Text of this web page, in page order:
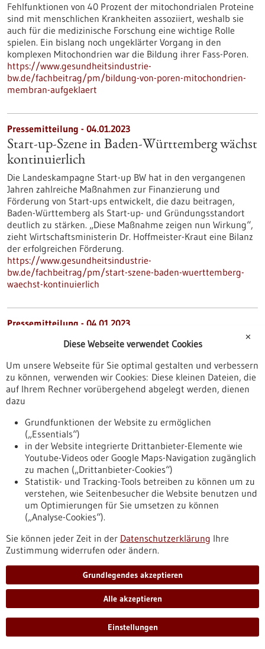
Fehlfunktionen von 40 Prozent der mitochondrialen Proteine
sind mit menschlichen Krankheiten assoziiert, weshalb sie
auch für die medizinische Forschung eine wichtige Rolle
spielen. Ein bislang noch ungeklärter Vorgang in den
komplexen Mitochondrien war die Bildung ihrer Fass-Poren.
https://www.gesundheitsindustrie-
bw.de/fachbeitrag/pm/bildung-von-poren-mitochondrien-
membran-aufgeklaert
Pressemitteilung - 04.01.2023
Start-up-Szene in Baden-Württemberg wächst
kontinuierlich
Die Landeskampagne Start-up BW hat in den vergangenen
Jahren zahlreiche Maßnahmen zur Finanzierung und
Förderung von Start-ups entwickelt, die dazu beitragen,
Baden-Württemberg als Start-up- und Gründungsstandort
deutlich zu stärken. „Diese Maßnahme zeigen nun Wirkung“,
zieht Wirtschaftsministerin Dr. Hoffmeister-Kraut eine Bilanz
der erfolgreichen Förderung.
https://www.gesundheitsindustrie-
bw.de/fachbeitrag/pm/start-szene-baden-wuerttemberg-
waechst-kontinuierlich
Pressemitteilung - 04.01.2023
32 Mio. Euro für Fraunhofer-Gesellschaft
Wirtschaft, Arbeit und Tourismus im Jahr 2022 insgesamt 32
Millionen Euro im Rahmen der Grundfinanzierung und für
Investitionen. Das gab Wirtschaftsministerin Dr. Nicole
Hoffmeister-Kraut bekannt. Von der Förderung entfallen 10
Millionen Euro auf den Anteil des Landes an der
Grundfinanzierung der Forschungsorganisation.
https://www.gesundheitsindustrie-
bw.de/fachbeitrag/pm/32-mio-euro-fuer-fraunhofer-
gesellschaft
Pressemitteilung - 02.01.2023
Wirtschaftsministerium fördert 10 Projekte im
Bereich klimaneutrale Produktion
Im Rahmen des Innovationswettbewerbs „Klimaneutrale
Produktion mittels Industrie 4.0-Lösungen“ wurden 10
Projekte bewilligt und mit rund 3,3 Millionen Euro
Fördervolumen unterstützt. Damit sollen vor allem kleinen
und mittleren Unternehmen bei der Umsetzung der
digitalen Transformation geholfen werden.
https://www.bio-pro.de/aufgaben/biologische-
transformation/aktuelles/wirtschaftsministerium-foerdert-
✕
Diese Webseite verwendet Cookies
Um unsere Webseite für Sie optimal gestalten und verbessern
zu können, verwenden wir Cookies: Diese kleinen Dateien, die
auf Ihrem Rechner vorübergehend abgelegt werden, dienen
dazu
Grundfunktionen der Website zu ermöglichen
(„Essentials“)
in der Website integrierte Drittanbieter-Elemente wie
Youtube-Videos oder Google Maps-Navigation zugänglich
zu machen („Drittanbieter-Cookies“)
Statistik- und Tracking-Tools betreiben zu können um zu
verstehen, wie Seitenbesucher die Website benutzen und
um Optimierungen für Sie umsetzen zu können
(„Analyse-Cookies“).
Sie können jeder Zeit in der Datenschutzerklärung Ihre
Zustimmung widerrufen oder ändern.
Grundlegendes akzeptieren
Alle akzeptieren
Einstellungen